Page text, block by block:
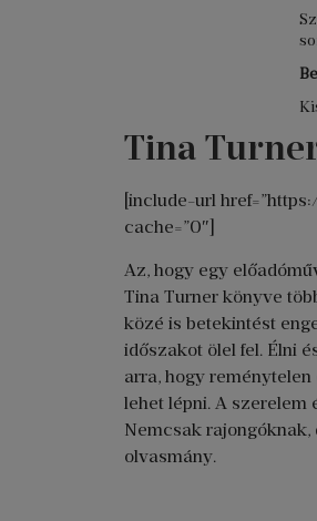
Tina
[include-url
cache=”0″]
Az, hogy egy
Tina Turner könyve
közé is betekintést
időszakot ölel fel. Élni
arra, hogy
lehet lépni. A szerelem
Nemcsak
olvasmány.